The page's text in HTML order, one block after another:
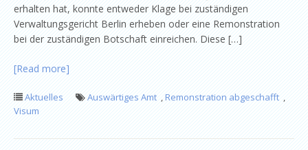
erhalten hat, konnte entweder Klage bei zuständigen
Verwaltungsgericht Berlin erheben oder eine Remonstration
bei der zuständigen Botschaft einreichen. Diese […]
[Read more]
Aktuelles Auswärtiges Amt ,Remonstration abgeschafft ,
Visum